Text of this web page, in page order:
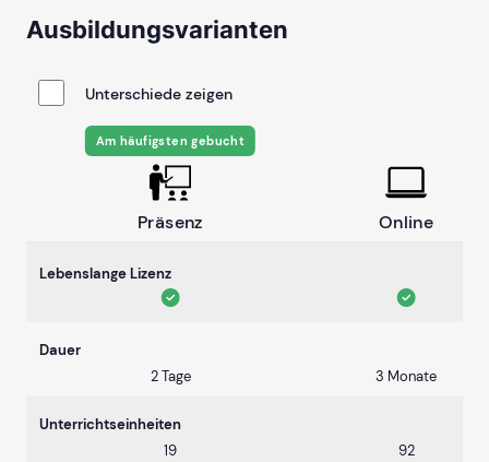
Ausbildungsvarianten
Unterschiede zeigen
Präsenz
Am häufigsten gebucht
Online
Lebenslange Lizenz
Dauer
2 Tage
3 Monate
Unterrichtseinheiten
19
92